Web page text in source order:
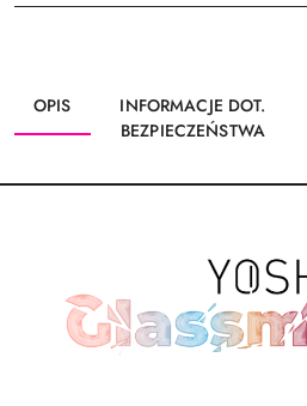
OPIS
INFORMACJE DOT.
BEZPIECZEŃSTWA